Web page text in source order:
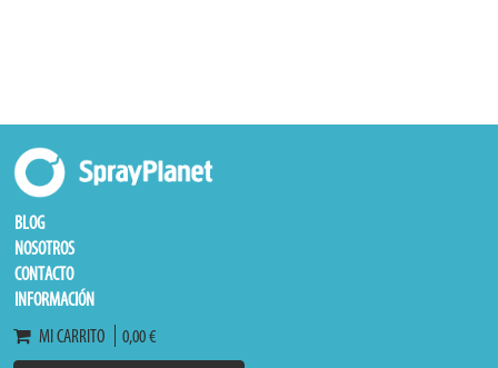
BLOG
NOSOTROS
CONTACTO
INFORMACIÓN
MI CARRITO
0,00 €